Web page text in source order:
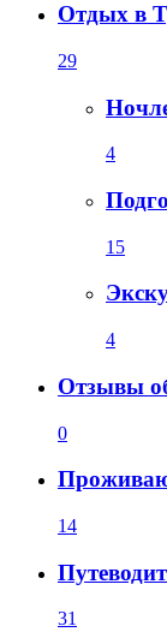
Отдых в
29
4
15
4
Отзывы
0
14
31